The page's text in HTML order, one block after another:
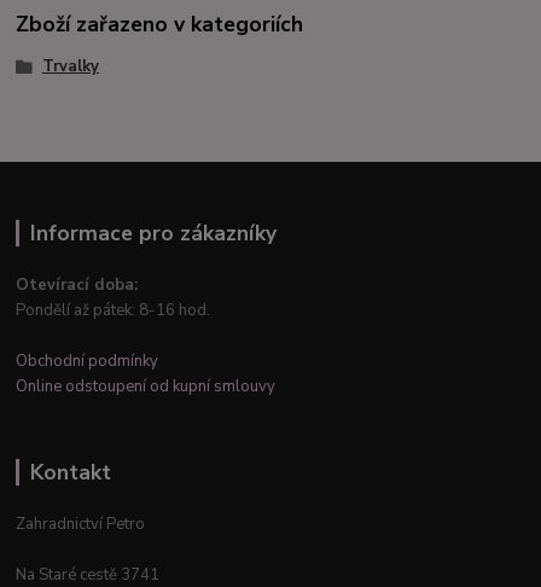
Zboží zařazeno v kategoriích
Trvalky
Informace pro zákazníky
Otevírací doba:
Pondělí až pátek: 8-16 hod.
Obchodní podmínky
Online odstoupení od kupní smlouvy
Kontakt
Zahradnictví Petro
Na Staré cestě 3741